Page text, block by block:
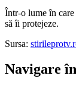
Într-o lume în care
să îi protejeze.
Sursa:
Navigare